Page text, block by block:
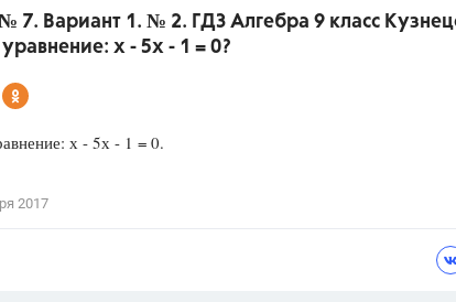
Школа
7. Вариант 1. № 2. ГДЗ Алгебра 9 класс
х - 5х - 1 = 0?
х - 5х - 1 = 0.
2017